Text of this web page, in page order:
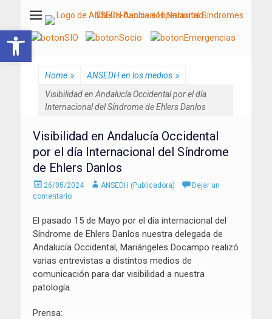
Abrir barra de herramientas
ANSEDH
Asociación Nacional del Síndrome de Ehlers-Danlos e Hiperlaxitud
Home » ANSEDH en los medios »
Visibilidad en Andalucía Occidental por el día
Internacional del Síndrome de Ehlers Danlos
Visibilidad en Andalucía Occidental
por el día Internacional del Síndrome
de Ehlers Danlos
Enviado
el
26/05/2024 AutorANSEDH (Publicadora)
Dejar un
comentario
El pasado 15 de Mayo por el día internacional del
Síndrome de Ehlers Danlos nuestra delegada de
Andalucía Occidental, Mariángeles Docampo realizó
varias entrevistas a distintos medios de
comunicación para dar visibilidad a nuestra
patología.
Prensa: